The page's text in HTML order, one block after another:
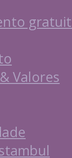
Valores